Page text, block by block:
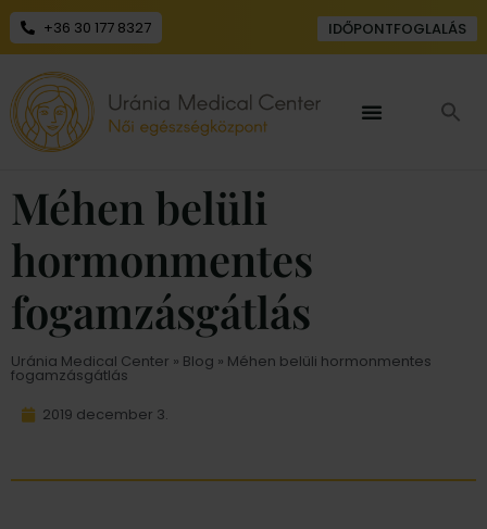
+36 30 177 8327 IDŐPONTFOGLALÁS
Méhen belüli
hormonmentes
fogamzásgátlás
Uránia Medical Center » Blog » Méhen belüli hormonmentes
fogamzásgátlás
2019 december 3.